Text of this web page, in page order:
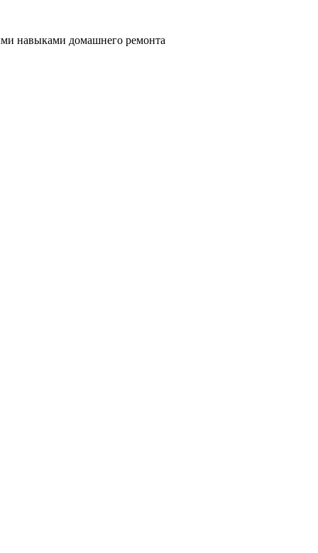
навыками домашнего ремонта